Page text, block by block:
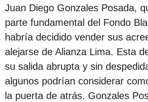
ñ
o
s
d
e
s
d
Juan Diego Gonzales Posada,
parte fundamental del Fondo
habría decidido vender sus
alejarse de Alianza Lima. Esta
su salida abrupta y sin
algunos podrían considerar
la puerta de atrás. Gonzales